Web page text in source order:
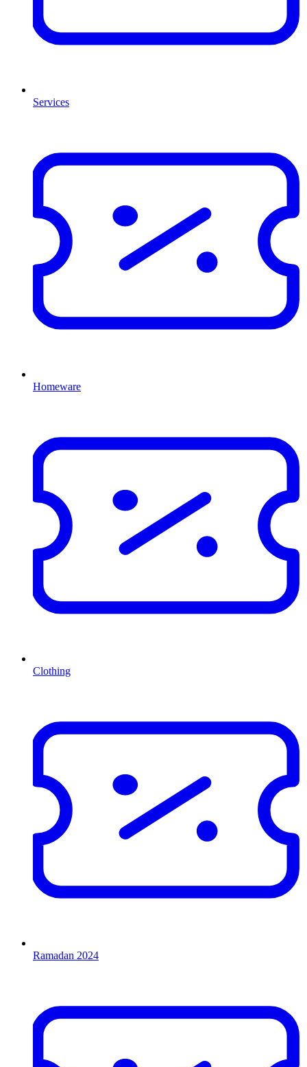
Services
Homeware
Clothing
Ramadan 2024